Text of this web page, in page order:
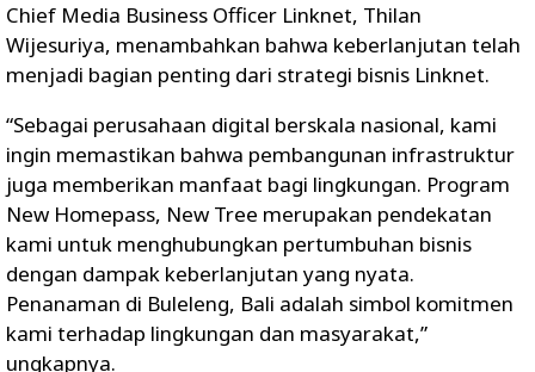
Chief Media Business Officer Linknet, Thilan
Wijesuriya, menambahkan bahwa keberlanjutan telah
menjadi bagian penting dari strategi bisnis Linknet.
“Sebagai perusahaan digital berskala nasional, kami
ingin memastikan bahwa pembangunan infrastruktur
juga memberikan manfaat bagi lingkungan. Program
New Homepass, New Tree merupakan pendekatan
kami untuk menghubungkan pertumbuhan bisnis
dengan dampak keberlanjutan yang nyata.
Penanaman di Buleleng, Bali adalah simbol komitmen
kami terhadap lingkungan dan masyarakat,”
ungkapnya.